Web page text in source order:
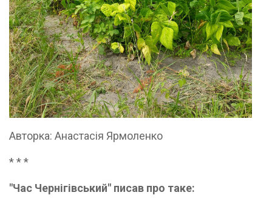
Авторка: Анастасія Ярмоленко
* * *
"Час Чернігівський" писав про таке: